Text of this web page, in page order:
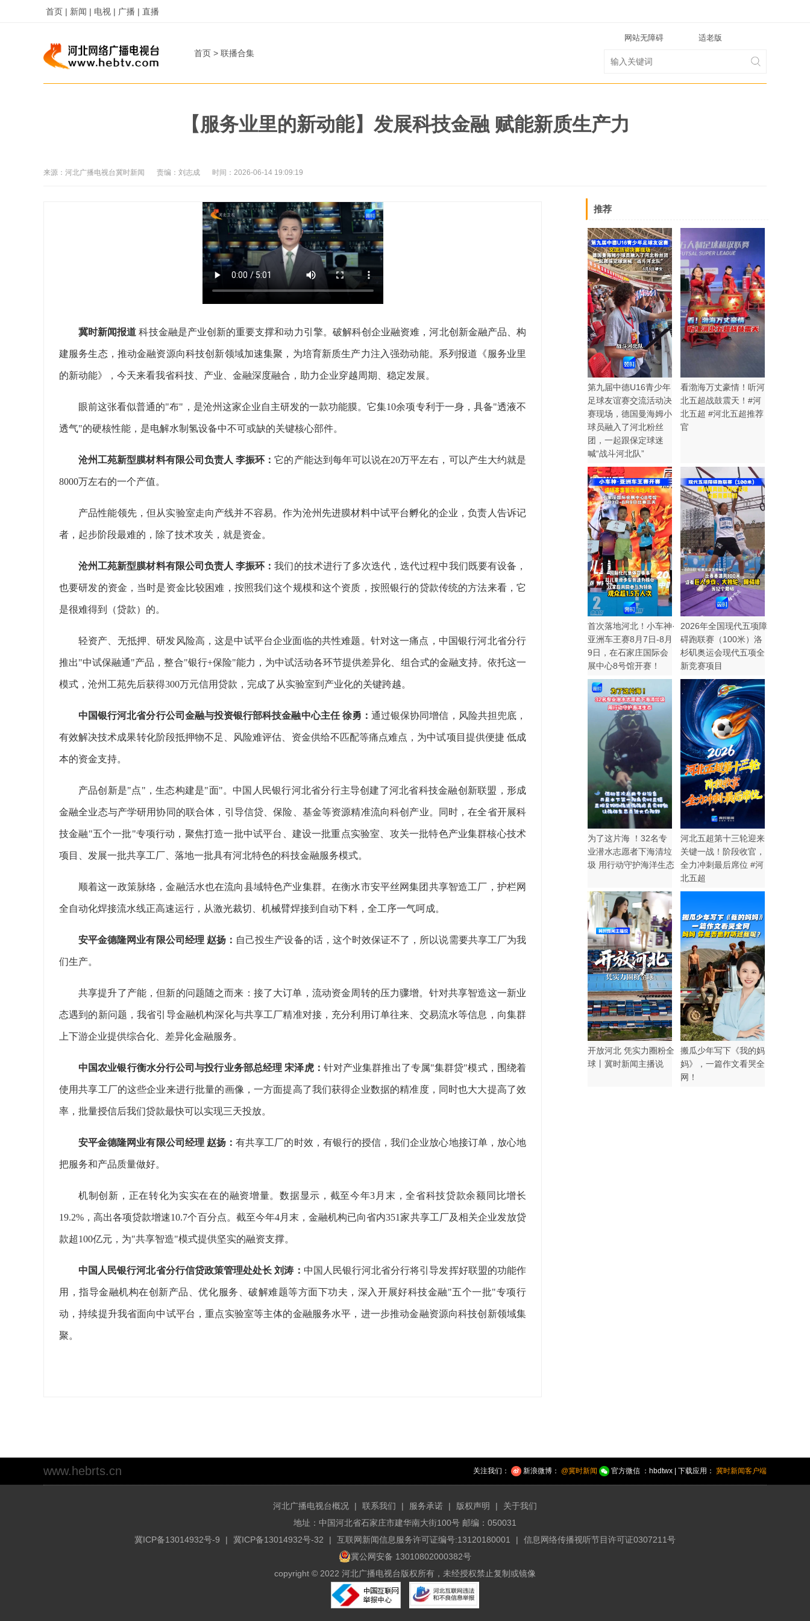
首页 | 新闻 | 电视 | 广播 | 直播
首页 > 联播合集
网站无障碍 适老版
【服务业里的新动能】发展科技金融 赋能新质生产力
来源： 河北广播电视台冀时新闻 责编： 刘志成 时间： 2026-06-14 19:09:19
冀时新闻报道 科技金融是产业创新的重要支撑和动力引擎。破解科创企业融资难，河北创新金融产品、构
建服务生态，推动金融资源向科技创新领域加速集聚，为培育新质生产力注入强劲动能。系列报道《服务业里
的新动能》，今天来看我省科技、产业、金融深度融合，助力企业穿越周期、稳定发展。
眼前这张看似普通的"布"，是沧州这家企业自主研发的一款功能膜。它集10余项专利于一身，具备"透液不
透气"的硬核性能，是电解水制氢设备中不可或缺的关键核心部件。
沧州工苑新型膜材料有限公司负责人 李振环：它的产能达到每年可以说在20万平左右，可以产生大约就是
8000万左右的一个产值。
产品性能领先，但从实验室走向产线并不容易。作为沧州先进膜材料中试平台孵化的企业，负责人告诉记
者，起步阶段最难的，除了技术攻关，就是资金。
沧州工苑新型膜材料有限公司负责人 李振环：我们的技术进行了多次迭代，迭代过程中我们既要有设备，
也要研发的资金，当时是资金比较困难，按照我们这个规模和这个资质，按照银行的贷款传统的方法来看，它
是很难得到（贷款）的。
轻资产、无抵押、研发风险高，这是中试平台企业面临的共性难题。针对这一痛点，中国银行河北省分行
推出"中试保融通"产品，整合"银行+保险"能力，为中试活动各环节提供差异化、组合式的金融支持。依托这一
模式，沧州工苑先后获得300万元信用贷款，完成了从实验室到产业化的关键跨越。
中国银行河北省分行公司金融与投资银行部科技金融中心主任 徐勇：通过银保协同增信，风险共担兜底，
有效解决技术成果转化阶段抵押物不足、风险难评估、资金供给不匹配等痛点难点，为中试项目提供便捷 低成
本的资金支持。
产品创新是"点"，生态构建是"面"。中国人民银行河北省分行主导创建了河北省科技金融创新联盟，形成
金融全业态与产学研用协同的联合体，引导信贷、保险、基金等资源精准流向科创产业。同时，在全省开展科
技金融"五个一批"专项行动，聚焦打造一批中试平台、建设一批重点实验室、攻关一批特色产业集群核心技术
项目、发展一批共享工厂、落地一批具有河北特色的科技金融服务模式。
顺着这一政策脉络，金融活水也在流向县域特色产业集群。在衡水市安平丝网集团共享智造工厂，护栏网
全自动化焊接流水线正高速运行，从激光裁切、机械臂焊接到自动下料，全工序一气呵成。
安平金德隆网业有限公司经理 赵扬： 自己投生产设备的话，这个时效保证不了，所以说需要共享工厂为我
们生产。
共享提升了产能，但新的问题随之而来：接了大订单，流动资金周转的压力骤增。针对共享智造这一新业
态遇到的新问题，我省引导金融机构深化与共享工厂精准对接，充分利用订单往来、交易流水等信息，向集群
上下游企业提供综合化、差异化金融服务。
中国农业银行衡水分行公司与投行业务部总经理 宋泽虎： 针对产业集群推出了专属"集群贷"模式，围绕着
使用共享工厂的这些企业来进行批量的画像，一方面提高了我们获得企业数据的精准度，同时也大大提高了效
率，批量授信后我们贷款最快可以实现三天投放。
安平金德隆网业有限公司经理 赵扬：有共享工厂的时效，有银行的授信，我们企业放心地接订单，放心地
把服务和产品质量做好。
机制创新，正在转化为实实在在的融资增量。数据显示，截至今年3月末，全省科技贷款余额同比增长
19.2%，高出各项贷款增速10.7个百分点。截至今年4月末，金融机构已向省内351家共享工厂及相关企业发放贷
款超100亿元，为"共享智造"模式提供坚实的融资支撑。
中国人民银行河北省分行信贷政策管理处处长 刘涛： 中国人民银行河北省分行将引导发挥好联盟的功能作
用，指导金融机构在创新产品、优化服务、破解难题等方面下功夫，深入开展好科技金融"五个一批"专项行
动，持续提升我省面向中试平台，重点实验室等主体的金融服务水平， 进一步推动金融资源向科技创新领域集
聚。
推荐
第九届中德U16青少年
足球友谊赛交流活动决
赛现场，德国曼海姆小
球员融入了河北粉丝
团，一起跟保定球迷
喊“战斗河北队”
看渤海万丈豪情！听河
北五超战鼓震天！#河
北五超 #河北五超推荐
官
首次落地河北！小车神·
亚洲车王赛8月7日-8月
9日，在石家庄国际会
展中心8号馆开赛！
2026年全国现代五项障
碍跑联赛（100米）洛
杉矶奥运会现代五项全
新竞赛项目
为了这片海 ！32名专
业潜水志愿者下海清垃
圾 用行动守护海洋生态
河北五超第十三轮迎来
关键一战！阶段收官，
全力冲刺最后席位 #河
北五超
开放河北 凭实力圈粉全
球丨冀时新闻主播说
搬瓜少年写下《我的妈
妈》，一篇作文看哭全
网！
关注我们： 新浪微博： @冀时新闻 官方微信 ：hbdtwx | 下载应用： 冀时新闻客户端
www.hebrts.cn
河北广播电视台概况 | 联系我们 | 服务承诺 | 版权声明 |
关于我们
地址：中国河北省石家庄市建华南大街100号 邮编：050031
冀ICP备13014932号-9
| 冀ICP备13014932号-32 | 互联网新闻信息服务许可证编号:13120180001 |
信息网络传播视听节目许可证0307211号
冀公网安备 13010802000382号
copyright © 2022 河北广播电视台版权所有，未经授权禁止复制或镜像